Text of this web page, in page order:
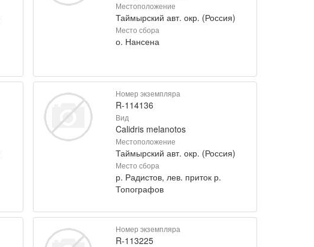
Местоположение
Таймырский авт. окр. (Россия)
Место сбора
о. Нансена
Номер экземпляра
R-114136
Вид
Calidris melanotos
Местоположение
Таймырский авт. окр. (Россия)
Место сбора
р. Радистов, лев. приток р.
Топографов
Номер экземпляра
R-113225